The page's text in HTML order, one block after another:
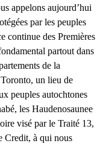
appelons aujourd’hui
par les peuples
continue des Premières
partout dans
de la
un lieu de
peuples autochtones
les Haudenosaunee
visé par le Traité 13,
Credit, à qui nous